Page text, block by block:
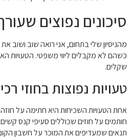
סיכונים נפוצים
מהניסיון שלי בתחום, אני רואה שוב ושוב
כשהם לא מקבלים ליווי משפטי. הטעויות
שקלים.
טעויות נפוצות בחוזי
אחת הטעויות השכיחות היא חתימה על
חותמים על חוזים שכוללים סעיפי קנס קשים,
תנאים שמעדיפים את המוכר על חשבון